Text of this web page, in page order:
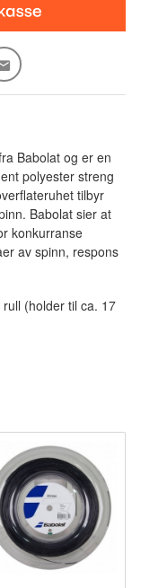
Babolat og er en
polyester streng
tilbyr
Babolat sier at
konkurranse
av spinn, respons
(holder til ca. 17